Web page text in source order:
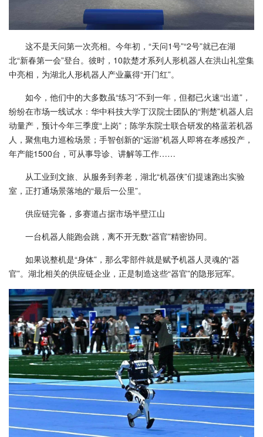
这不是天问第一次亮相。今年初，“天问1号”“2号”就已在湖
北“新春第一会”登台。彼时，10款楚才系列人形机器人在洪山礼堂集
中亮相，为湖北人形机器人产业赢得“开门红”。
如今，他们中的大多数虽“练习”不到一年，但都已火速“出道”，
纷纷在市场一线试水：华中科技大学丁汉院士团队的“荆楚”机器人启
动量产，预计今年三季度“上岗”；陈学东院士联合研发的格蓝若机器
人，聚焦电力巡检场景；手智创新的“远游”机器人即将在孝感投产，
年产能1500台，可从事导诊、讲解等工作……
从工业到文旅、从服务到养老，湖北“机器侠”们提速跑出实验
室，正打通场景落地的“最后一公里”。
供应链完备，多赛道占据市场半壁江山
一台机器人能跑会跳，离不开无数“器官”精密协同。
如果说整机是“身体”，那么零部件就是赋予机器人灵魂的“器
官”。湖北相关的供应链企业，正是制造这些“器官”的隐形冠军。